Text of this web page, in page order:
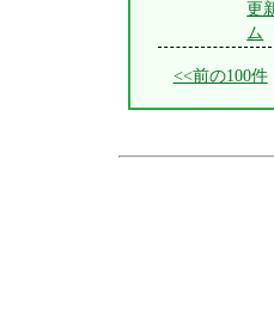
更
ム
<<前の100件